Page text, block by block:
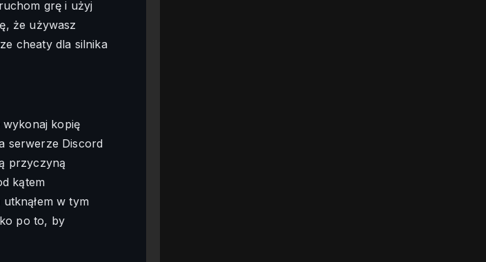
grę i użyj
że używasz
cheaty dla silnika
wykonaj kopię
serwerze Discord
przyczyną
kątem
w tym
po to, by